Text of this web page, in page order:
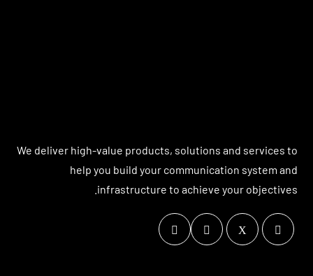
We deliver high-value products, solutions and services to
help you build your communication system and
infrastructure to achieve your objectives.